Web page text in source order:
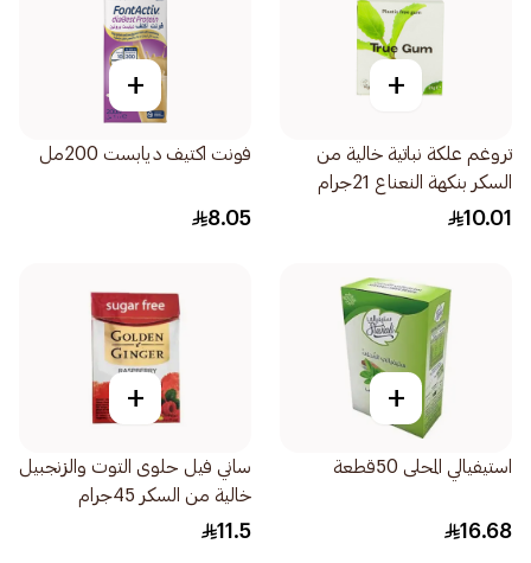
+
تروغم علكة نباتية خالية من
السكر بنكهة النعناع 21جرام
10.01
+
فونت اكتيف ديابست 200مل
8.05
+
استيفيالي المحلى 50قطعة
16.68
+
ساني فيل حلوى التوت والزنجبيل
خالية من السكر 45جرام
11.5